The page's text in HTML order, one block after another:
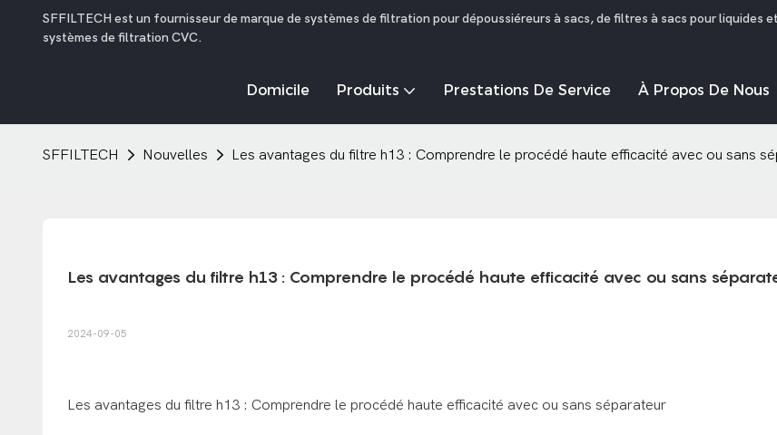
SFFILTECH est un fournisseur de marque de systèmes de filtration pour dépoussiéreurs à sacs, de filtres à sacs pour liquides
systèmes de filtration CVC.
Domicile Produits Prestations De Service À Propos De Nous
SFFILTECH Nouvelles Les avantages du filtre h13 : Comprendre le procédé haute efficacité avec ou sans
Les avantages du filtre h13 : Comprendre le procédé haute efficacité avec ou sans
2024-09-05
Les avantages du filtre h13 : Comprendre le procédé haute efficacité avec ou sans séparateur